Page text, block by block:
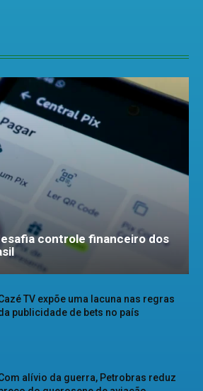
controle financeiro dos
TV expõe uma lacuna nas regras
publicidade de bets no país
alívio da guerra, Petrobras reduz